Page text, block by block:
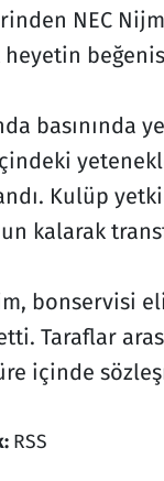
NEC
basınında
Kulüp
kalarak
bonservisi
Taraflar
içinde
RSS